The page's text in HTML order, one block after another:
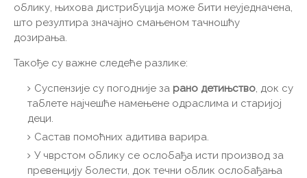
облику, њихова дистрибуција може бити неуједначена,
што резултира значајно смањеном тачношћу
дозирања.
Такође су важне следеће разлике:
Суспензије су погодније за рано детињство, док су
таблете најчешће намењене одраслима и старијој
деци.
Састав помоћних адитива варира.
У чврстом облику се ослобађа исти производ за
превенцију болести, док течни облик ослобађања